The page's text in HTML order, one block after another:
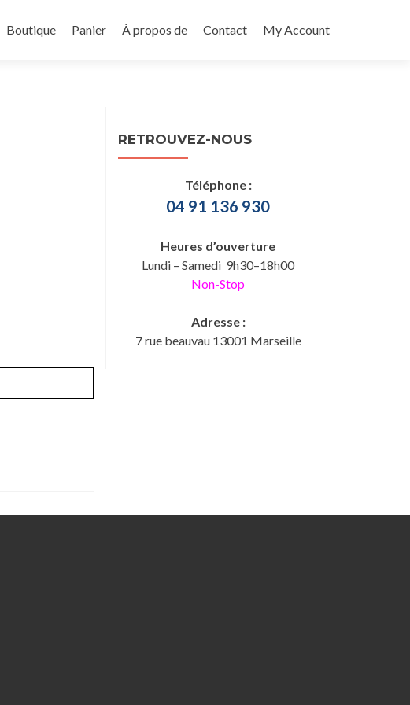
Boutique Panier À propos de Contact My Account
RETROUVEZ-NOUS
Téléphone :
04 91 136 930
Heures d’ouverture
Lundi – Samedi 9h30–18h00
Non-Stop
Adresse :
7 rue beauvau 13001 Marseille